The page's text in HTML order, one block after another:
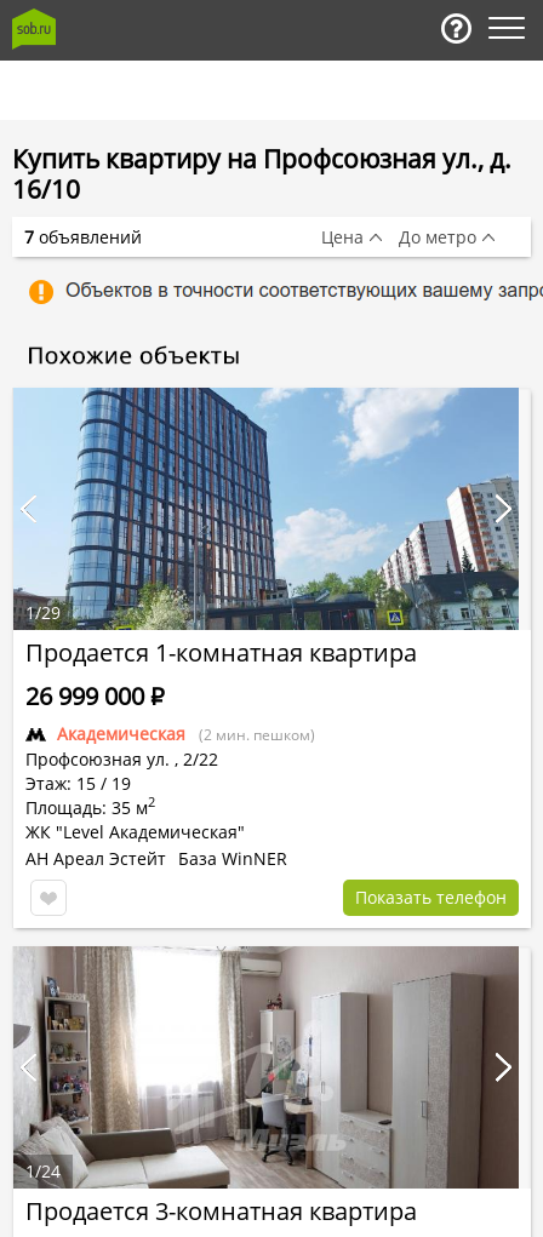
Купить квартиру на Профсоюзная ул., д.
16/10
Продается 1-комнатная квартира
Академическая (2 мин. пешком)
Профсоюзная ул. , 2/22
Этаж: 15 / 19
Площадь: 35 м2
ЖК "Level Академическая"
26 999 000Р
АН Ареал Эстейт База WinNER
Показать телефон
1/29
Продается 3-комнатная квартира
1/24
7 объявлений Цена До метро